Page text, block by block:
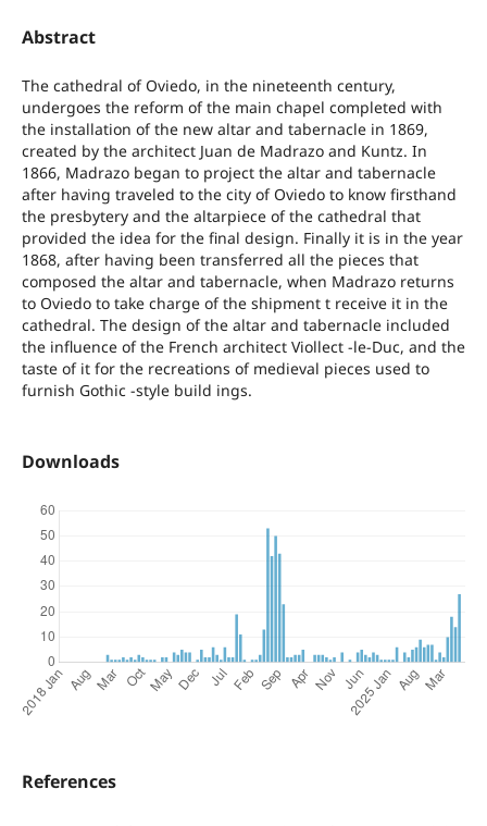
Abstract
The cathedral of Oviedo, in the nineteenth century,
undergoes the reform of the main chapel completed with
the installation of the new altar and tabernacle in 1869,
created by the architect Juan de Madrazo and Kuntz. In
1866, Madrazo began to project the altar and tabernacle
after having traveled to the city of Oviedo to know firsthand
the presbytery and the altarpiece of the cathedral that
provided the idea for the final design. Finally it is in the year
1868, after having been transferred all the pieces that
composed the altar and tabernacle, when Madrazo returns
to Oviedo to take charge of the shipment t receive it in the
cathedral. The design of the altar and tabernacle included
the influence of the French architect Viollect -le-Duc, and the
taste of it for the recreations of medieval pieces used to
furnish Gothic -style build ings.
Downloads
References